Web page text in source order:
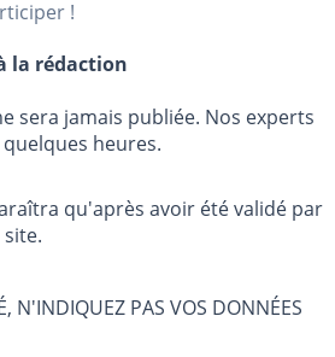
!
la rédaction
sera jamais publiée. Nos experts
heures.
qu'après avoir été validé par
N'INDIQUEZ PAS VOS DONNÉES